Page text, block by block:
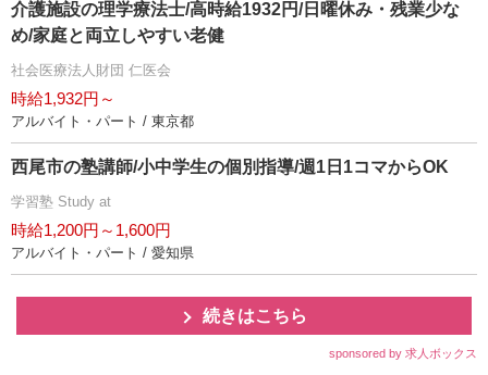
介護施設の理学療法士/高時給1932円/日曜休み・残業少な
め/家庭と両立しやすい老健
社会医療法人財団 仁医会
時給1,932円～
アルバイト・パート / 東京都
西尾市の塾講師/小中学生の個別指導/週1日1コマからOK
学習塾 Study at
時給1,200円～1,600円
アルバイト・パート / 愛知県
続きはこちら
sponsored by 求人ボックス